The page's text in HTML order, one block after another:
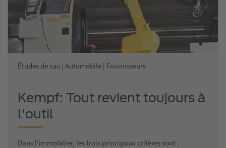
Études de cas | Automobile | Fournisseurs
Kempf: Tout revient toujours à
l'outil
Dans l'immobilier, les trois principaux critères sont :